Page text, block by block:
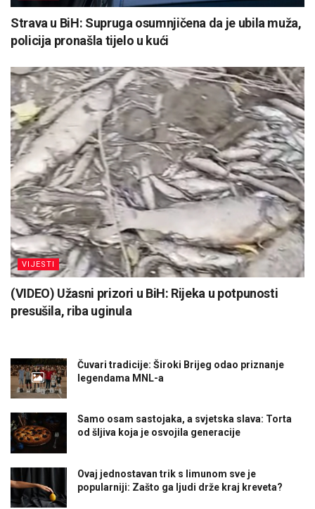
Strava u BiH: Supruga osumnjičena da je ubila muža,
policija pronašla tijelo u kući
VIJESTI
(VIDEO) Užasni prizori u BiH: Rijeka u potpunosti
presušila, riba uginula
Čuvari tradicije: Široki Brijeg odao priznanje
legendama MNL-a
Samo osam sastojaka, a svjetska slava: Torta
od šljiva koja je osvojila generacije
Ovaj jednostavan trik s limunom sve je
popularniji: Zašto ga ljudi drže kraj kreveta?